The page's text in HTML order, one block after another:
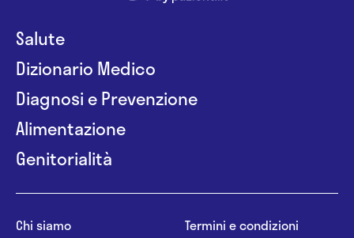
Salute
Dizionario Medico
Diagnosi e Prevenzione
Alimentazione
Genitorialità
Chi siamo
Termini e condizioni